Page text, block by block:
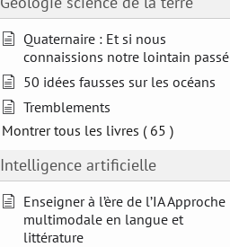
Quaternaire : Et si nous
connaissions notre lointain passé
50 idées fausses sur les océans
Tremblements
Montrer tous les livres ( 65 )
Intelligence artificielle
Enseigner à l’ère de l’IA Approche
multimodale en langue et
littérature